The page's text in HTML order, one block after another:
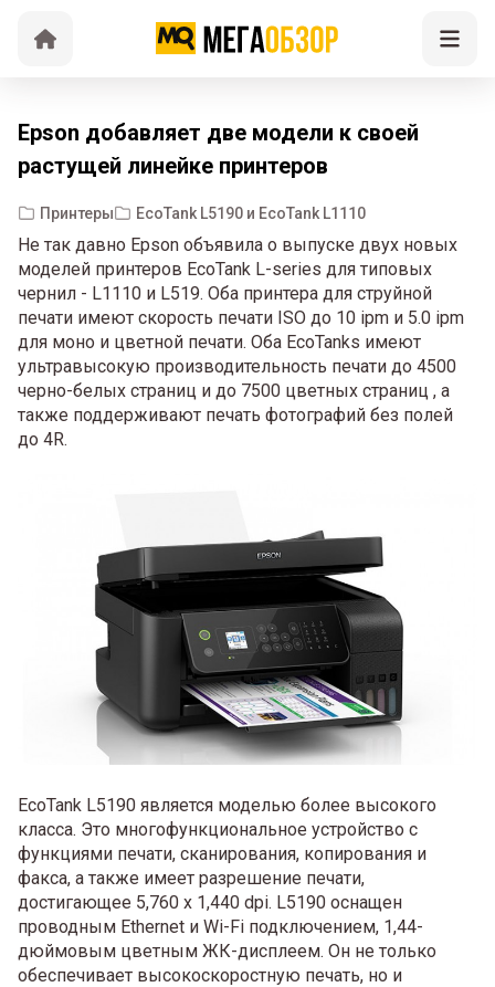
Epson добавляет две модели к своей
растущей линейке принтеров
Принтеры EcoTank L5190 и EcoTank L1110
Не так давно Epson объявила о выпуске двух новых
моделей принтеров EcoTank L-series для типовых
чернил - L1110 и L519. Оба принтера для струйной
печати имеют скорость печати ISO до 10 ipm и 5.0 ipm
для моно и цветной печати. Оба EcoTanks имеют
ультравысокую производительность печати до 4500
черно-белых страниц и до 7500 цветных страниц , а
также поддерживают печать фотографий без полей
до 4R.
EcoTank L5190 является моделью более высокого
класса. Это многофункциональное устройство с
функциями печати, сканирования, копирования и
факса, а также имеет разрешение печати,
достигающее 5,760 x 1,440 dpi. L5190 оснащен
проводным Ethernet и Wi-Fi подключением, 1,44-
дюймовым цветным ЖК-дисплеем. Он не только
обеспечивает высокоскоростную печать, но и